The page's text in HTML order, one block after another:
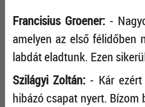
Francisius Groener: -
amelyen az első félidőben
labdát eladtunk. Ezen
Szilágyi Zoltán: - Kár
hibázó csapat nyert.